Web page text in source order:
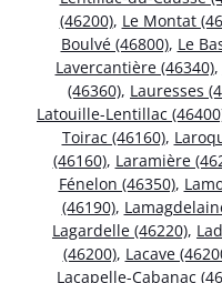
(46200), Le Montat
Boulvé (46800), Le
Lavercantière (46340),
(46360), Lauresses
Latouille-Lentillac
Toirac (46160),
(46160), Laramière
Fénelon (46350),
(46190),
Lagardelle (46220),
(46200), Lacave
Lacapelle-Cabanac